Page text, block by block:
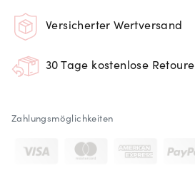
Versicherter Wertversand
30 Tage kostenlose Retoure
Zahlungsmöglichkeiten